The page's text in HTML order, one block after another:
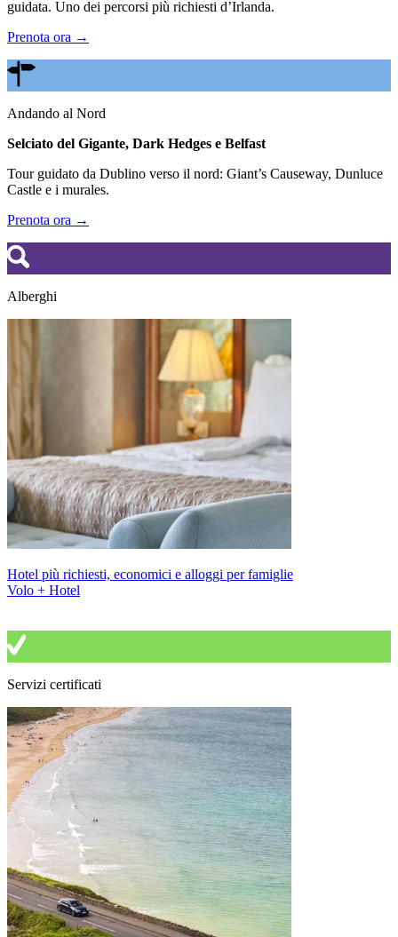
guidata. Uno dei percorsi più richiesti d’Irlanda.
Prenota ora →
Andando al Nord
Selciato del Gigante, Dark Hedges e Belfast
Tour guidato da Dublino verso il nord: Giant’s Causeway, Dunluce
Castle e i murales.
Prenota ora →
Alberghi
Hotel più richiesti, economici e alloggi per famiglie
Volo + Hotel
Servizi certificati